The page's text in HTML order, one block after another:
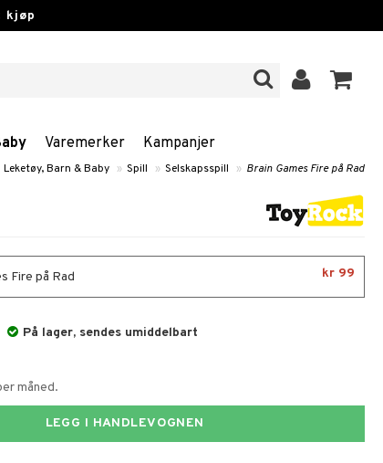
kjøp
Varemerker Kampanjer
Leketøy, Barn & Baby » Spill » Selskapsspill » Brain Games Fire på Rad
Fire på Rad kr 99
På lager, sendes umiddelbart
måned.
LEGG I HANDLEVOGNEN